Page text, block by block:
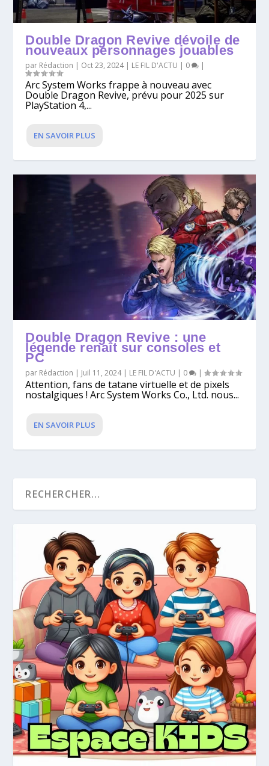
Double Dragon Revive dévoile de
nouveaux personnages jouables
par Rédaction | Oct 23, 2024| LE FIL D'ACTU | 0 |
Arc System Works frappe à nouveau avec
Double Dragon Revive, prévu pour 2025 sur
PlayStation 4,...
EN SAVOIR PLUS
Double Dragon Revive : une
légende renaît sur consoles et
PC
par Rédaction | Juil 11, 2024| LE FIL D'ACTU | 0 |
Attention, fans de tatane virtuelle et de pixels
nostalgiques ! Arc System Works Co., Ltd. nous...
EN SAVOIR PLUS